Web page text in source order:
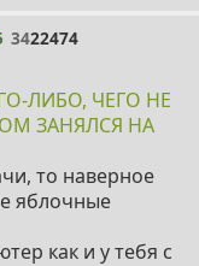
3422474
ЛИБО, ЧЕГО НЕ
ЗАНЯЛСЯ НА
то наверное
яблочные
как и у тебя с